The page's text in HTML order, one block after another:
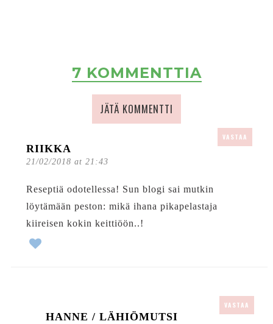
7 KOMMENTTIA
JÄTÄ KOMMENTTI
RIIKKA
21/02/2018 at 21:43
VASTAA
Reseptiä odotellessa! Sun blogi sai mutkin
löytämään peston: mikä ihana pikapelastaja
kiireisen kokin keittiöön..!
HANNE / LÄHIÖMUTSI
VASTAA